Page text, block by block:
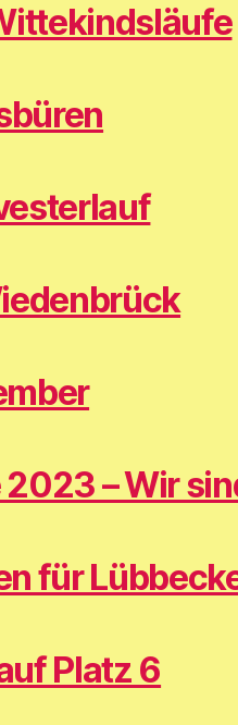
– Wir
für
Platz 6